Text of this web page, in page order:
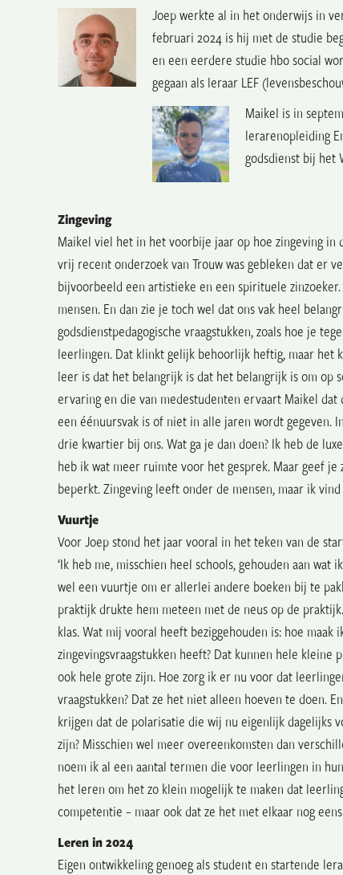
Joep werkte al in het onderwijs in
februari 2024 is hij met de studie
en een eerdere studie hbo social
gegaan als leraar LEF
Maikel is in
lerarenopleiding
godsdienst bij het
Zingeving
Maikel viel het in het voorbije jaar op hoe zingeving in
vrij recent onderzoek van Trouw was gebleken dat er
bijvoorbeeld een artistieke en een spirituele
mensen. En dan zie je toch wel dat ons vak heel
godsdienstpedagogische vraagstukken, zoals hoe je
leerlingen. Dat klinkt gelijk behoorlijk heftig, maar het
leer is dat het belangrijk isdat het belangrijk is om op
ervaring en die van medestudenten ervaart Maikel
een éénuursvak is of niet in alle jaren wordt
drie kwartier bij ons. Wat ga je dan doen? Ik heb de
heb ik wat meer ruimte voor het gesprek. Maar geef je
beperkt.Zingeving leeft onder de mensen, maar ik
Vuurtje
Voor Joep stond het jaar vooral in het teken van de
‘Ik heb me, misschien heel schools, gehouden aan
wel een vuurtje om er allerlei andere boeken bij te
praktijk drukte hem meteen met de neus op de
klas. Wat mij vooral heeft beziggehouden is: hoe
zingevingsvraagstukken heeft? Dat kunnen hele kleine
ook hele grote zijn. Hoe zorg ik er nu voor dat
vraagstukken? Dat ze het niet alleen hoeven te doen.
krijgen dat de polarisatie die wij nu eigenlijk dagelijks
zijn? Misschien wel meer overeenkomsten dan
noem ik al een aantal termen die voor leerlingen in
het leren om het zo klein mogelijk te maken dat
competentie – maar ook dat ze het met elkaar nog
Leren in 2024
Eigen ontwikkeling genoeg als student en startende